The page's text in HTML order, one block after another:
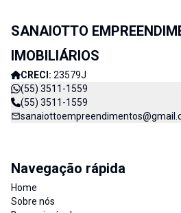
SANAIOTTO
IMOBILIÁRIOS
CRECI: 23579J
(55) 3511-1559
(55) 3511-1559
Navegação rápida
Home
Sobre nós